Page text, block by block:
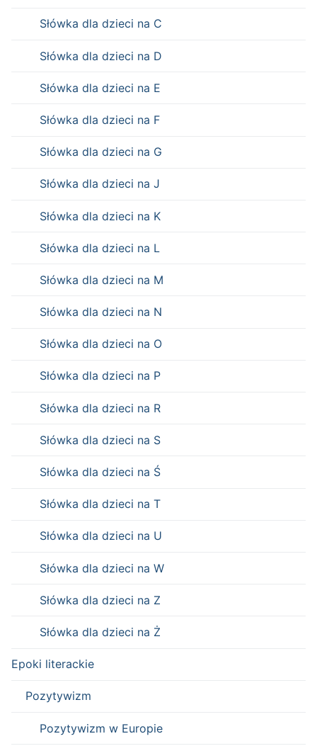
Słówka dla dzieci na C
Słówka dla dzieci na D
Słówka dla dzieci na E
Słówka dla dzieci na F
Słówka dla dzieci na G
Słówka dla dzieci na J
Słówka dla dzieci na K
Słówka dla dzieci na L
Słówka dla dzieci na M
Słówka dla dzieci na N
Słówka dla dzieci na O
Słówka dla dzieci na P
Słówka dla dzieci na R
Słówka dla dzieci na S
Słówka dla dzieci na Ś
Słówka dla dzieci na T
Słówka dla dzieci na U
Słówka dla dzieci na W
Słówka dla dzieci na Z
Słówka dla dzieci na Ż
Epoki literackie
Pozytywizm
Pozytywizm w Europie